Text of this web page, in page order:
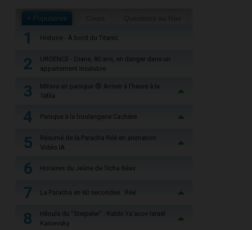
+ Populaires
1 Histoire - À bord du Titanic
2
URGENCE - Diane, 80 ans, en danger dans un
appartement insalubre
3
Mitsva en panique 😨 Arriver à l'heure à la
Téfila
4 Panique à la boulangerie Cachère
5
Résumé de la Paracha Réé en animation
Vidéo IA
6 Horaires du Jeûne de Ticha Béav
7 La Paracha en 60 secondes : Réé
8
Hiloula du "Steïpeler" : Rabbi Ya’acov Israël
Kanievsky